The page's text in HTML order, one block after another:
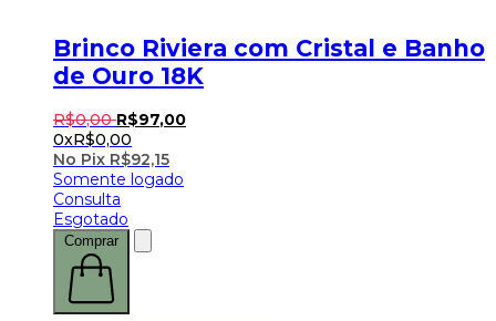
Brinco Riviera com Cristal e Banho
de Ouro 18K
R$0,00 R$97,00
0xR$0,00
No Pix R$92,15
Somente logado
Consulta
Esgotado
Comprar